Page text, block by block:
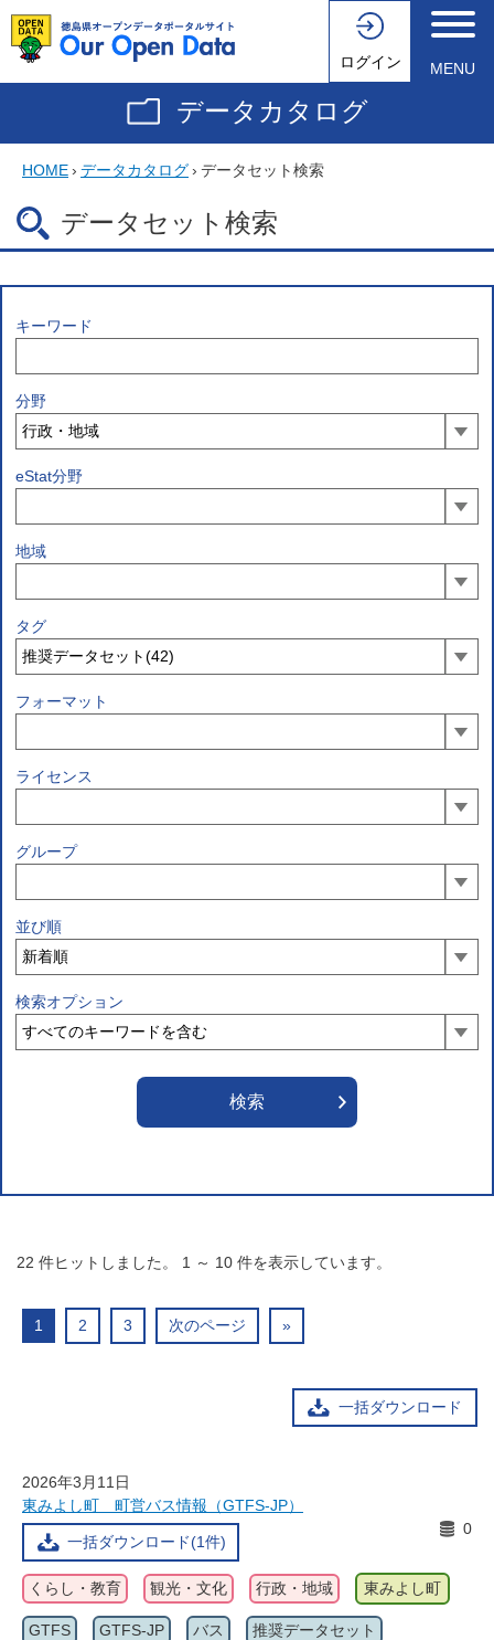
ログイン MENU
データカタログ
HOME› データカタログ› データセット検索
データセット検索
キーワード
分野
eStat分野
地域
タグ
フォーマット
ライセンス
グループ
並び順
検索オプション
22 件ヒットしました。 1 ～ 10 件を表示しています。
1 2 3 次のページ »
一括ダウンロード
2026年3月11日
東みよし町 町営バス情報（GTFS-JP）
一括ダウンロード(1件)
0
くらし・教育 観光・文化 行政・地域 東みよし町
GTFS GTFS-JP バス 推奨データセット